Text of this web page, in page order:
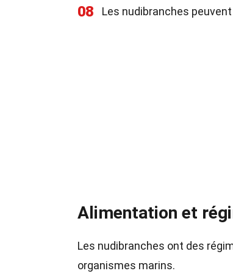
08 Les nudibranches
Alimentation et
Les nudibranches ont des
organismes marins.